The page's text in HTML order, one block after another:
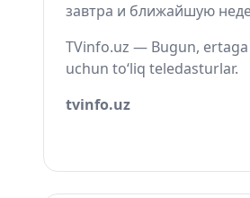
завтра и ближайшую
TVinfo.uz — Bugun,
uchun to‘liq teledasturlar.
tvinfo.uz